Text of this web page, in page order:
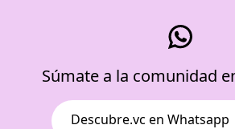
Súmate a la comunidad
Descubre.vc en Whatsapp